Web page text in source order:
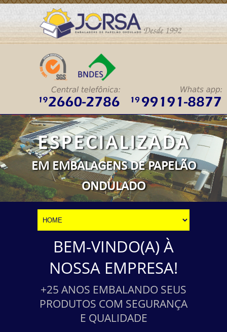
ESPECIALIZADA
EM EMBALAGENS DE PAPELÃO
ONDULADO
BEM-VINDO(A) À
NOSSA EMPRESA!
+25 ANOS EMBALANDO SEUS
PRODUTOS COM SEGURANÇA
E QUALIDADE